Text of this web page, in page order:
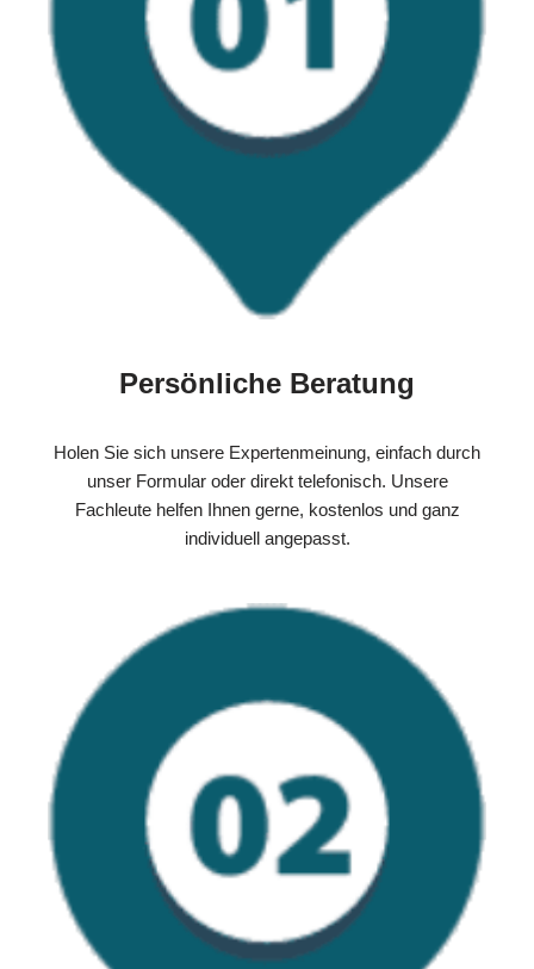
Persönliche Beratung
Holen Sie sich unsere Expertenmeinung, einfach durch
unser Formular oder direkt telefonisch. Unsere
Fachleute helfen Ihnen gerne, kostenlos und ganz
individuell angepasst.